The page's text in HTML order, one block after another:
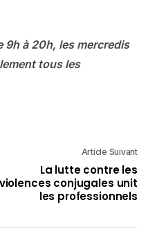
9h à 20h, les mercredis
tous les
Article Suivant
La lutte contre les
violences conjugales unit
les professionnels